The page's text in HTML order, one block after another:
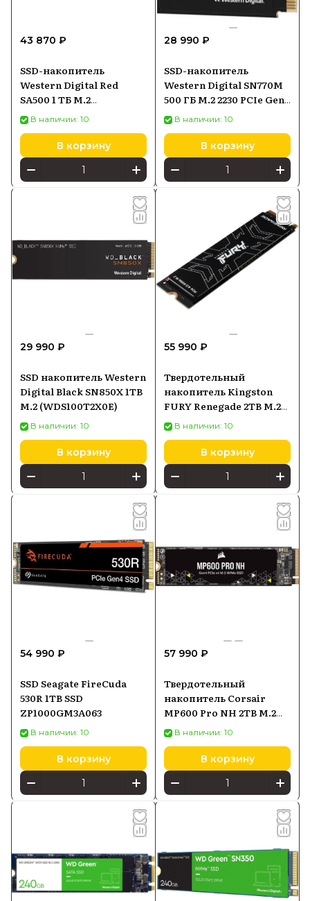
43 870 ₽
SSD-накопитель
Western Digital Red
SA500 1 ТБ M.2
(WDS100T1R0B)
В наличии: 10
В корзину
28 990 ₽
SSD-накопитель
Western Digital SN770M
500 ГБ M.2 2230 PCIe Gen4
NVMe (WDS500G3X0G)
В наличии: 10
В корзину
29 990 ₽
SSD накопитель Western
Digital Black SN850X 1TB
M.2 (WDS100T2X0E)
В наличии: 10
В корзину
55 990 ₽
Твердотельный
накопитель Kingston
FURY Renegade 2TB M.2
SFYRD2000G
В наличии: 10
В корзину
54 990 ₽
SSD Seagate FireCuda
530R 1TB SSD
ZP1000GM3A063
В наличии: 10
В корзину
57 990 ₽
Твердотельный
накопитель Corsair
MP600 Pro NH 2TB M.2
(CSSDF2000GBMP600PNH)
В наличии: 10
В корзину